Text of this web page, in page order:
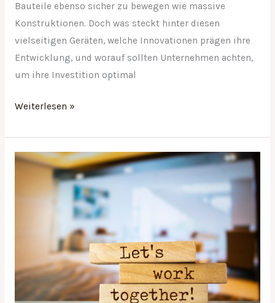
Bauteile ebenso sicher zu bewegen wie massive
Konstruktionen. Doch was steckt hinter diesen
vielseitigen Geräten, welche Innovationen prägen ihre
Entwicklung, und worauf sollten Unternehmen achten,
um ihre Investition optimal
Weiterlesen »
So
optimieren
Zusammenarbeit
regionalen
Partnern